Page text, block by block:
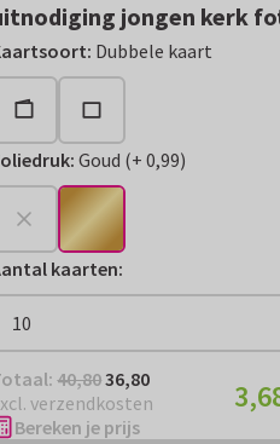
jongen kerk
: Dubbele kaart
:Goud (
€ 0,99
+ 0,99)
kaarten:
€ 36,80
40,8036,80
verzendkosten
€ 3,68
Bereken je prijs